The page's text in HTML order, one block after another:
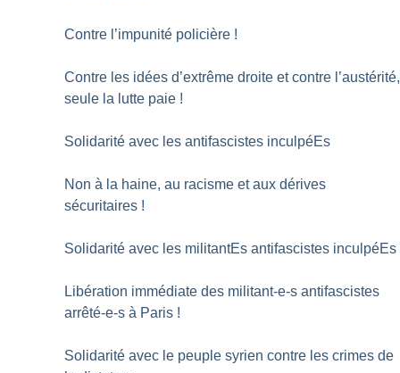
Contre l’impunité policière !
Contre les idées d’extrême droite et contre l’austérité,
seule la lutte paie !
Solidarité avec les antifascistes inculpéEs
Non à la haine, au racisme et aux dérives
sécuritaires !
Solidarité avec les militantEs antifascistes inculpéEs
Libération immédiate des militant-e-s antifascistes
arrêté-e-s à Paris !
Solidarité avec le peuple syrien contre les crimes de